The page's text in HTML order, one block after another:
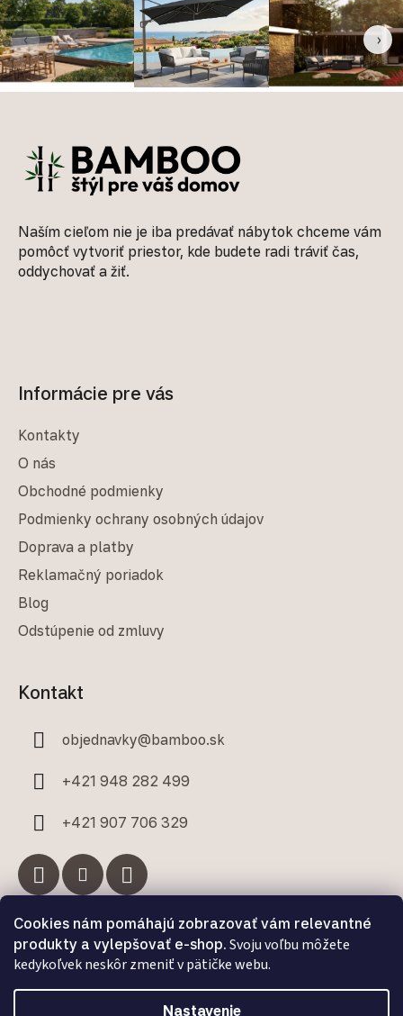
Cookies nám pomáhajú zobrazovať vám relevantné
produkty a vylepšovať e-shop. Svoju voľbu môžete
kedykoľvek neskôr zmeniť v pätičke webu.
Nastavenie
‹ ›
Naším cieľom nie je iba predávať nábytok chceme vám
pomôcť vytvoriť priestor, kde budete radi tráviť čas,
oddychovať a žiť.
Informácie pre vás
Kontakty
O nás
Obchodné podmienky
Podmienky ochrany osobných údajov
Doprava a platby
Reklamačný poriadok
Blog
Odstúpenie od zmluvy
Kontakt
objednavky@bamboo.sk
+421 948 282 499
+421 907 706 329
Facebook